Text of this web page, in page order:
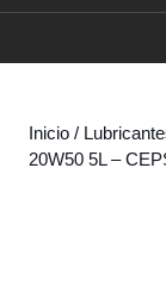
Inicio /
20W50 5L –